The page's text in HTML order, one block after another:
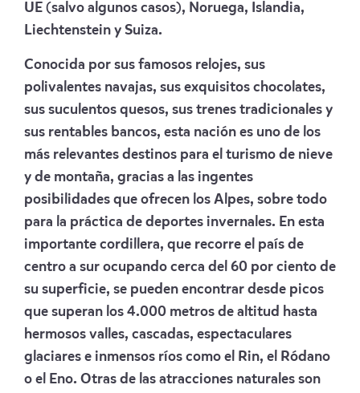
UE (salvo algunos casos), Noruega, Islandia,
Liechtenstein y Suiza.
Conocida por sus famosos relojes, sus
polivalentes navajas, sus exquisitos chocolates,
sus suculentos quesos, sus trenes tradicionales y
sus rentables bancos, esta nación es uno de los
más relevantes destinos para el turismo de nieve
y de montaña, gracias a las ingentes
posibilidades que ofrecen los Alpes, sobre todo
para la práctica de deportes invernales. En esta
importante cordillera, que recorre el país de
centro a sur ocupando cerca del 60 por ciento de
su superficie, se pueden encontrar desde picos
que superan los 4.000 metros de altitud hasta
hermosos valles, cascadas, espectaculares
glaciares e inmensos ríos como el Rin, el Ródano
o el Eno. Otras de las atracciones naturales son